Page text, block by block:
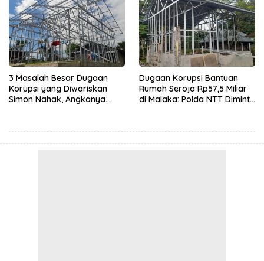
3 Masalah Besar Dugaan
Korupsi yang Diwariskan
Simon Nahak, Angkanya
Dugaan Korupsi Bantuan
Rumah Seroja Rp57,5 Miliar
di Malaka: Polda NTT Diminta